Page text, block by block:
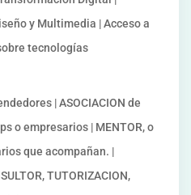
y Multimedia | Acceso a
tecnologías
| ASOCIACION de
o empresarios | MENTOR, o
que acompañan. |
TUTORIZACION,